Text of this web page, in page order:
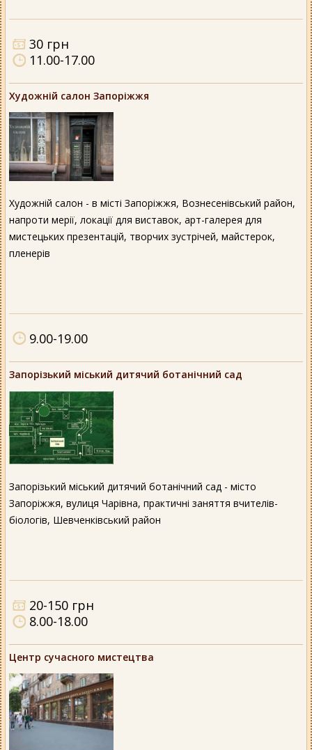
30 грн
11.00-17.00
Художній салон Запоріжжя
Художній салон - в місті Запоріжжя, Вознесенівський район,
напроти мерії, локації для виставок, арт-галерея для
мистецьких презентацій, творчих зустрічей, майстерок,
пленерів
9.00-19.00
Запорізький міський дитячий ботанічний сад
Запорізький міський дитячий ботанічний сад - місто
Запоріжжя, вулиця Чарівна, практичні заняття вчителів-
біологів, Шевченківський район
20-150 грн
8.00-18.00
Центр сучасного мистецтва